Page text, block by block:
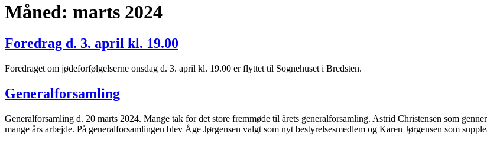
Måned: marts 2024
Foredrag d. 3. april kl. 19.00
Foredraget om jødeforfølgelserne onsdag d. 3. april kl. 19.00 er flyttet til Sognehuset i Bredsten.
Generalforsamling
Generalforsamling d. 20 marts 2024. Mange tak for det store fremmøde til årets generalforsamling. Astrid Christensen som
mange års arbejde. På generalforsamlingen blev Åge Jørgensen valgt som nyt bestyrelsesmedlem og Karen Jørgensen som